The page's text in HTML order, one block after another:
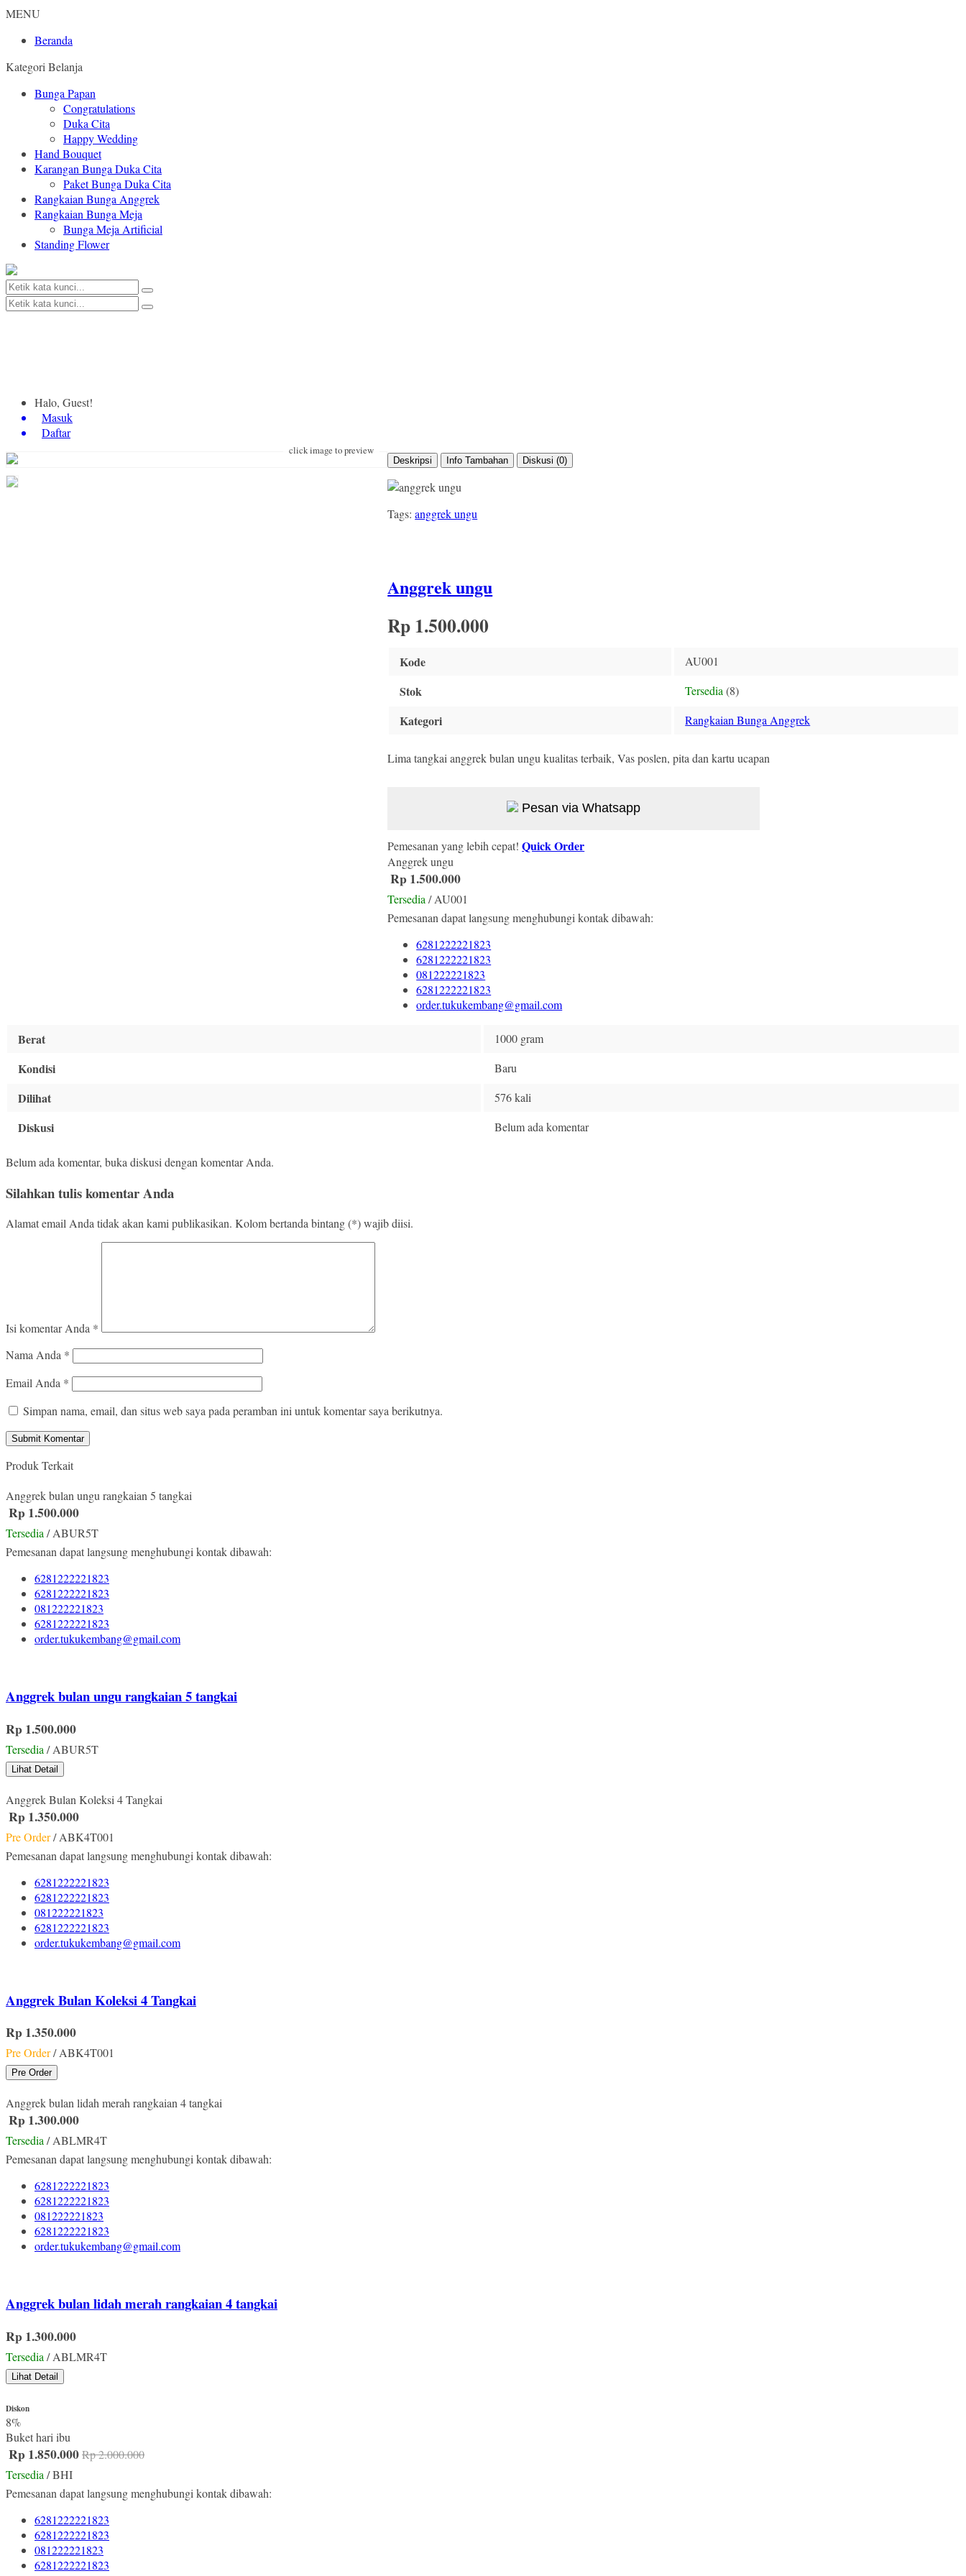
MENU
Beranda
Kategori Belanja
Bunga Papan
Congratulations
Duka Cita
Happy Wedding
Hand Bouquet
Karangan Bunga Duka Cita
Paket Bunga Duka Cita
Rangkaian Bunga Anggrek
Rangkaian Bunga Meja
Bunga Meja Artificial
Standing Flower
Halo, Guest!
Masuk
Daftar
click image to preview
Anggrek ungu
Rp 1.500.000
Kode AU001
Stok Tersedia (8)
Kategori Rangkaian Bunga Anggrek
Lima tangkai anggrek bulan ungu kualitas terbaik, Vas poslen, pita dan kartu ucapan
Pesan via Whatsapp
Pemesanan yang lebih cepat!Quick Order
Anggrek ungu
Rp 1.500.000
Tersedia / AU001
Pemesanan dapat langsung menghubungi kontak dibawah:
6281222221823
6281222221823
081222221823
6281222221823
order.tukukembang@gmail.com
Deskripsi Info Tambahan Diskusi (0)
Tags:anggrek ungu
Berat 1000 gram
Kondisi Baru
Dilihat 576 kali
Diskusi Belum ada komentar
Belum ada komentar, buka diskusi dengan komentar Anda.
Silahkan tulis komentar Anda
Alamat email Anda tidak akan kami publikasikan. Kolom bertanda bintang (*) wajib diisi.
Isi komentar Anda *
Nama Anda *
Email Anda *
Simpan nama, email, dan situs web saya pada peramban ini untuk komentar saya berikutnya.
Produk Terkait
Anggrek bulan ungu rangkaian 5 tangkai
Rp 1.500.000
Tersedia/ ABUR5T
Pemesanan dapat langsung menghubungi kontak dibawah:
6281222221823
6281222221823
081222221823
6281222221823
order.tukukembang@gmail.com
Anggrek bulan ungu rangkaian 5 tangkai
Rp 1.500.000
Tersedia / ABUR5T
Lihat Detail
Anggrek Bulan Koleksi 4 Tangkai
Rp 1.350.000
Pre Order/ ABK4T001
Pemesanan dapat langsung menghubungi kontak dibawah:
6281222221823
6281222221823
081222221823
6281222221823
order.tukukembang@gmail.com
Anggrek Bulan Koleksi 4 Tangkai
Rp 1.350.000
Pre Order/ ABK4T001
Pre Order
Anggrek bulan lidah merah rangkaian 4 tangkai
Rp 1.300.000
Tersedia/ ABLMR4T
Pemesanan dapat langsung menghubungi kontak dibawah:
6281222221823
6281222221823
081222221823
6281222221823
order.tukukembang@gmail.com
Anggrek bulan lidah merah rangkaian 4 tangkai
Rp 1.300.000
Tersedia / ABLMR4T
Lihat Detail
Diskon
8%
Buket hari ibu
Rp 1.850.000Rp 2.000.000
Tersedia / BHI
Pemesanan dapat langsung menghubungi kontak dibawah:
6281222221823
6281222221823
081222221823
6281222221823